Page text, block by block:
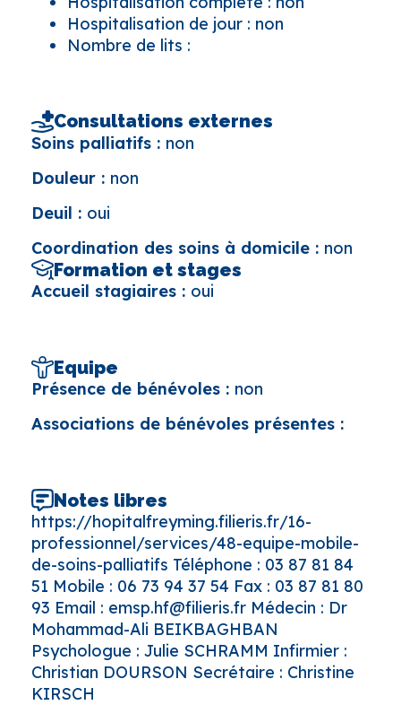
Hospitalisation de jour : non
Nombre de lits :
Consultations externes
Soins palliatifs : non
Douleur : non
Deuil : oui
Coordination des soins à domicile : non
Formation et stages
Accueil stagiaires : oui
Equipe
Présence de bénévoles : non
Associations de bénévoles présentes :
Notes libres
https://hopitalfreyming.filieris.fr/16-
professionnel/services/48-equipe-mobile-
de-soins-palliatifs Téléphone : 03 87 81 84
51 Mobile : 06 73 94 37 54 Fax : 03 87 81 80
93 Email : emsp.hf@filieris.fr Médecin : Dr
Mohammad-Ali BEIKBAGHBAN
Psychologue : Julie SCHRAMM Infirmier :
Christian DOURSON Secrétaire : Christine
KIRSCH